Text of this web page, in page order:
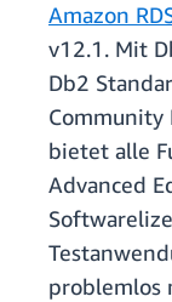
Amazon
v12.1. Mit
Db2
Community
bietet alle
Advanced
problemlos